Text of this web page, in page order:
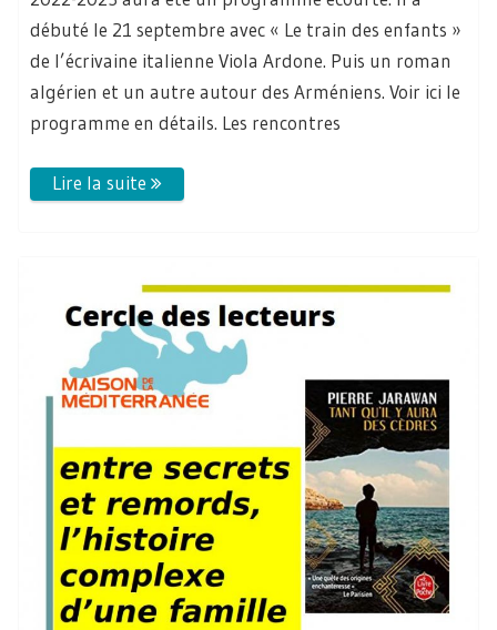
débuté le 21 septembre avec « Le train des enfants »
de l’écrivaine italienne Viola Ardone. Puis un roman
algérien et un autre autour des Arméniens. Voir ici le
programme en détails. Les rencontres